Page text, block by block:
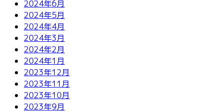
2024年6月
2024年5月
2024年4月
2024年3月
2024年2月
2024年1月
2023年12月
2023年11月
2023年10月
2023年9月